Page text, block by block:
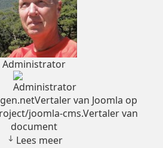
Administrator
van Joomla op
joomla-cms.Vertaler van
document
Lees meer